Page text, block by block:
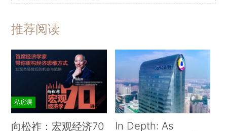
推荐阅读
私房课
向松祚：宏观经济70
In Depth: As